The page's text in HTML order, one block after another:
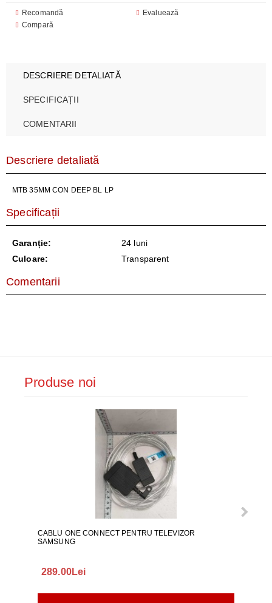
Recomandă
Evaluează
Compară
DESCRIERE DETALIATĂ
SPECIFICAȚII
COMENTARII
Descriere detaliată
MTB 35MM CON DEEP BL LP
Specificații
Garanție:
24 luni
Culoare:
Transparent
Comentarii
Produse noi
CABLU ONE CONNECT PENTRU TELEVIZOR
SAMSUNG
289.00Lei